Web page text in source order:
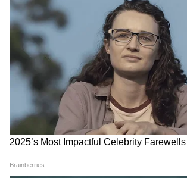
ভিত্তিতে। এই সূচকটি মূলত
ক্রয়ক্ষমতা রক্ষার জন্য তৈরি।